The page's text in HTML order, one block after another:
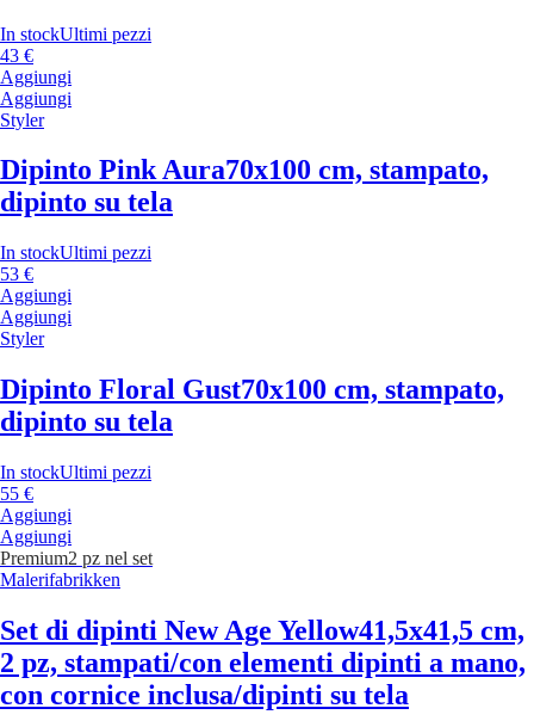
In stockUltimi pezzi
43 €
Aggiungi
Aggiungi
Styler
Dipinto Pink Aura70x100 cm, stampato,
dipinto su tela
In stockUltimi pezzi
53 €
Aggiungi
Aggiungi
Styler
Dipinto Floral Gust70x100 cm, stampato,
dipinto su tela
In stockUltimi pezzi
55 €
Aggiungi
Aggiungi
Premium2 pz nel set
Malerifabrikken
Set di dipinti New Age Yellow41,5x41,5 cm,
2 pz, stampati/con elementi dipinti a mano,
con cornice inclusa/dipinti su tela